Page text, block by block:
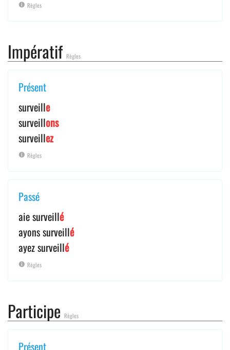
Règles
Impératif Règles
Présent
surveille
surveillons
surveillez
Règles
Passé
aie surveillé
ayons surveillé
ayez surveillé
Règles
Participe Règles
Présent